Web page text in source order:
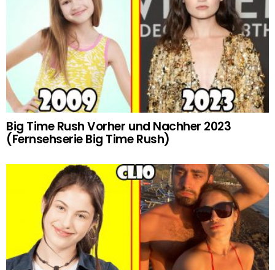
Big Time Rush Vorher und Nachher 2023
(Fernsehserie Big Time Rush)